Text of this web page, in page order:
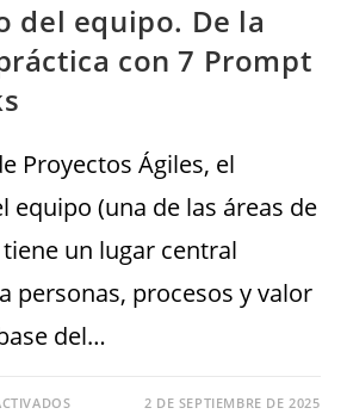
del equipo. De la
con 7 Prompt
Proyectos Ágiles, el
equipo (una de las áreas de
un lugar central
personas, procesos y valor
del…
2 DE SEPTIEMBRE DE 2025